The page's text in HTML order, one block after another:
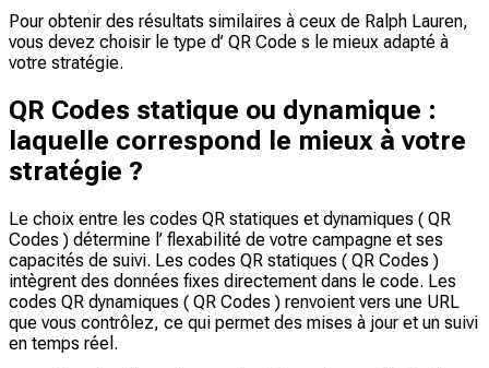
Pour obtenir des résultats similaires à ceux de Ralph Lauren,
vous devez choisir le type d’ QR Code s le mieux adapté à
votre stratégie.
QR Codes statique ou dynamique :
laquelle correspond le mieux à votre
stratégie ?
Le choix entre les codes QR statiques et dynamiques ( QR
Codes ) détermine l’ flexabilité de votre campagne et ses
capacités de suivi. Les codes QR statiques ( QR Codes )
intègrent des données fixes directement dans le code. Les
codes QR dynamiques ( QR Codes ) renvoient vers une URL
que vous contrôlez, ce qui permet des mises à jour et un suivi
en temps réel.